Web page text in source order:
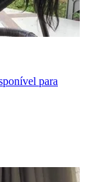
para